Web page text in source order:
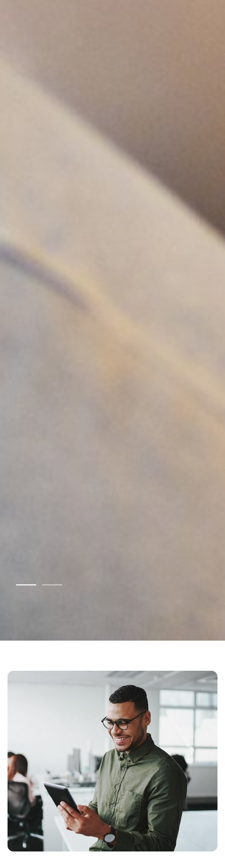
Au-delà
banque,
l’avenir commence ici
Parce qu’être plus qu’une banque, c’est
avant tout être à vos côtés.
En savoir plus